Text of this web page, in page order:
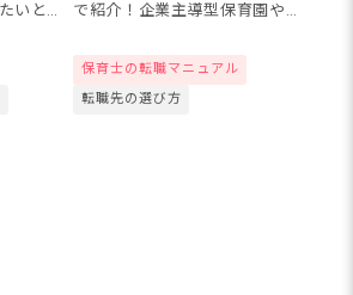
いとい
回は、
て保育
で紹介！企業主導型保育園や小
る職場はたくさんあります！今
回は保育施設や異業種別に詳し
保育士の転職マニュアル
転職先の選び方